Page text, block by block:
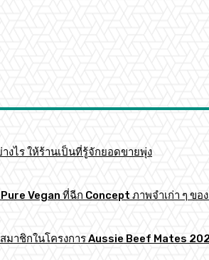
งไร ให้ร้านเป็นที่รู้จักยอดขายพุ่ง
Vegan ที่ฉีก Concept ภาพจำเก่า ๆ ขอ
สมาชิกในโครงการ Aussie Beef Mates